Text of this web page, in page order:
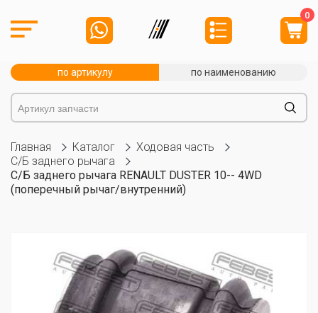
0
по артикулу по наименованию
Главная Каталог
Ходовая часть
С/Б заднего рычага
С/Б заднего рычага RENAULT DUSTER 10-- 4WD
(поперечный рычаг/внутренний)